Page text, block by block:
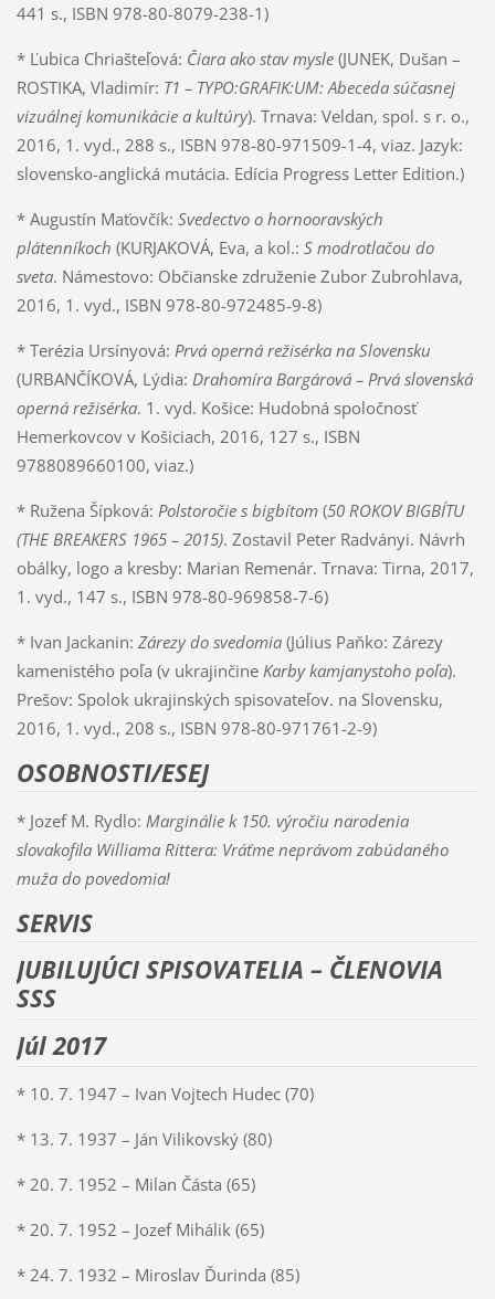
441 s., ISBN 978-80-8079-238-1)
* Ľubica Chriašteľová: Čiara ako stav mysle(JUNEK, Dušan –
ROSTIKA, Vladimír: T1 – TYPO:GRAFIK:UM: Abeceda súčasnej
vizuálnej komunikácie a kultúry). Trnava: Veldan, spol. s r. o.,
2016, 1. vyd., 288 s., ISBN 978-80-971509-1-4, viaz. Jazyk:
slovensko-anglická mutácia. Edícia Progress Letter Edition.)
* Augustín Maťovčík: Svedectvo o hornooravských
plátenníkoch (KURJAKOVÁ, Eva, a kol.: S modrotlačou do
sveta. Námestovo: Občianske združenie Zubor Zubrohlava,
2016, 1. vyd., ISBN 978-80-972485-9-8)
* Terézia Ursínyová: Prvá operná režisérka na Slovensku
(URBANČÍKOVÁ, Lýdia: Drahomíra Bargárová – Prvá slovenská
operná režisérka. 1. vyd. Košice: Hudobná spoločnosť
Hemerkovcov v Košiciach, 2016, 127 s., ISBN
9788089660100, viaz.)
* Ružena Šípková: Polstoročie s bigbítom(50 ROKOV BIGBÍTU
(THE BREAKERS 1965 – 2015). Zostavil Peter Radványi. Návrh
obálky, logo a kresby: Marian Remenár. Trnava: Tirna, 2017,
1. vyd., 147 s., ISBN 978-80-969858-7-6)
* Ivan Jackanin: Zárezy do svedomia (Július Paňko: Zárezy
kamenistého poľa (v ukrajinčine Karby kamjanystoho poľa).
Prešov: Spolok ukrajinských spisovateľov. na Slovensku,
2016, 1. vyd., 208 s., ISBN 978-80-971761-2-9)
OSOBNOSTI/ESEJ
* Jozef M. Rydlo: Marginálie k 150. výročiu narodenia
slovakofila Williama Rittera: Vráťme neprávom zabúdaného
muža do povedomia!
SERVIS
JUBILUJÚCI SPISOVATELIA – ČLENOVIA
SSS
Júl 2017
* 10. 7. 1947 – Ivan Vojtech Hudec (70)
* 13. 7. 1937 – Ján Vilikovský (80)
* 20. 7. 1952 – Milan Částa (65)
* 20. 7. 1952 – Jozef Mihálik (65)
* 24. 7. 1932 – Miroslav Ďurinda (85)